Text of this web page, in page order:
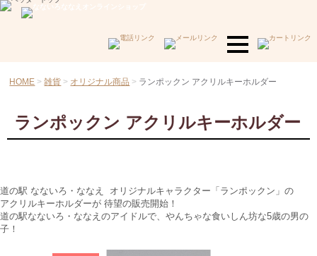
HOME 雑貨 オリジナル商品 ランポックン アクリルキーホルダー
ランポックン アクリルキーホルダー
道の駅 なないろ・ななえ オリジナルキャラクター「ランポックン」の
アクリルキーホルダーが 待望の販売開始！
道の駅なないろ・ななえのアイドルで、やんちゃな食いしん坊な5歳の男の
子！